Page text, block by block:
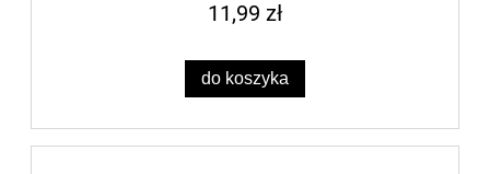
11,99 zł
do koszyka